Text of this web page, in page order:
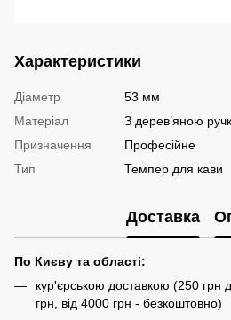
Характеристики
Діаметр
53 мм
Матеріал
З дерев’яною
Призначення
Професійне
Тип
Темпер для кави
Доставка
По Києву та області:
кур'єрською доставкою (250 грн
грн, від 4000 грн - безкоштовно)